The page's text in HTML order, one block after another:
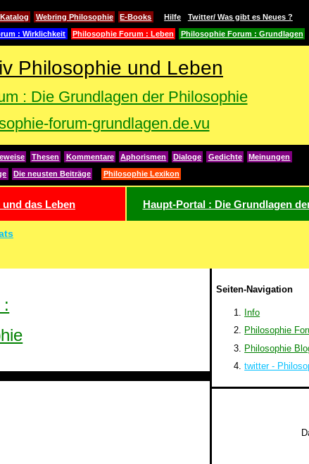
Webring Philosophie E-Books Hilfe Twitter/ Was gibt es Neues ?
: Wirklichkeit Philosophie Forum : Leben Philosophie Forum : Grundlagen
Philosophie und Leben
: Die Grundlagen der Philosophie
forum-grundlagen.de.vu
Thesen Kommentare Aphorismen Dialoge Gedichte Meinungen
Die neusten Beiträge Philosophie Lexikon
das Leben Haupt-Portal : Die Grundlagen
Seiten-Navigation
Info
Philosophie
Philosophie
twitter -